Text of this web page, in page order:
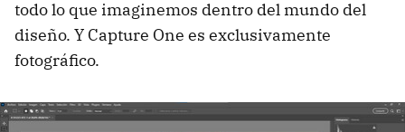
todo lo que imaginemos dentro del mundo del
diseño. Y Capture One es exclusivamente
fotográfico.